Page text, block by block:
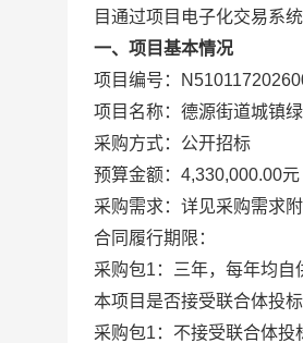
目通过项目电子化交易系
一、项目基本情况
项目编号：
项目名称：德源街道城镇
采购方式：公开招标
预算金额：4,330,000.00元
采购需求：详见采购需求
合同履行期限：
采购包1：三年，每年均自
本项目是否接受联合体投标
采购包1：不接受联合体投